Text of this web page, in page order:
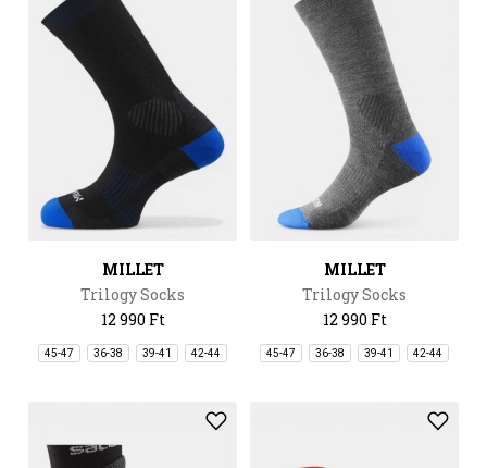
MILLET
Trilogy Socks
12 990 Ft
45-47 36-38 39-41 42-44
MILLET
Trilogy Socks
12 990 Ft
45-47 36-38 39-41 42-44